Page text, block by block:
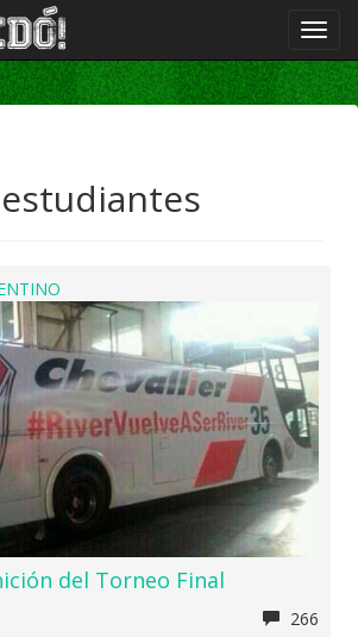
del Torneo Final
266